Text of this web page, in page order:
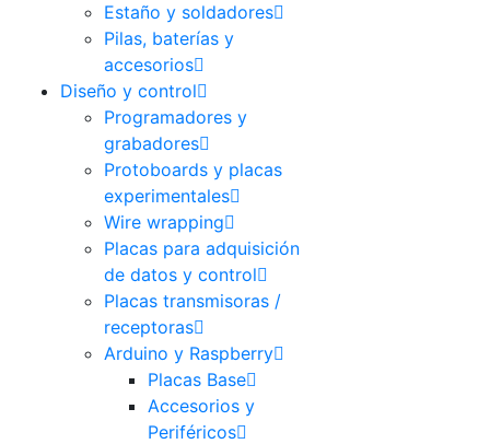
Estaño y soldadores
Pilas, baterías y
accesorios
Diseño y control
Programadores y
grabadores
Protoboards y placas
experimentales
Wire wrapping
Placas para adquisición
de datos y control
Placas transmisoras /
receptoras
Arduino y Raspberry
Placas Base
Accesorios y
Periféricos